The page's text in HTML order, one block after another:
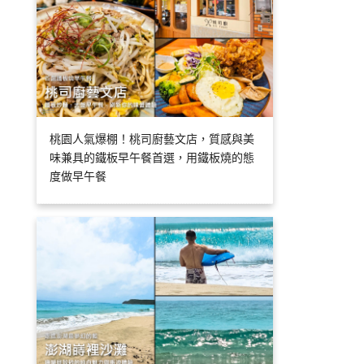
桃園人氣爆棚！桃司廚藝文店，質感與美
味兼具的鐵板早午餐首選，用鐵板燒的態
度做早午餐